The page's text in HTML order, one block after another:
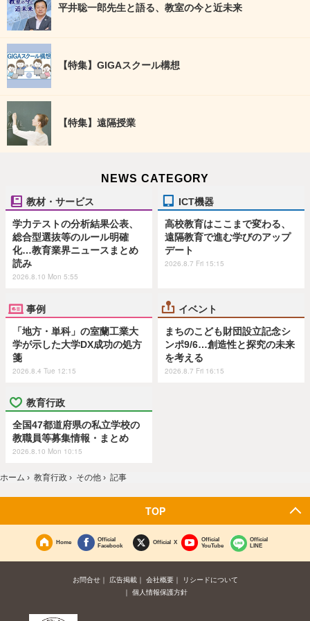
平井聡一郎先生と語る、教室の今と近未来
【特集】GIGAスクール構想
【特集】遠隔授業
NEWS CATEGORY
教材・サービス
学力テストの分析結果公表、
総合型選抜等のルール明確
化…教育業界ニュースまとめ
読み
2026.8.10 Mon 5:55
ICT機器
高校教育はここまで変わる、
遠隔教育で進む学びのアップ
デート
2026.8.7 Fri 15:15
事例
「地方・単科」の室蘭工業大
学が示した大学DX成功の処方
箋
2026.8.4 Tue 12:15
イベント
まちのこども財団設立記念シ
ンポ9/6…創造性と探究の未来
を考える
2026.8.7 Fri 16:15
教育行政
全国47都道府県の私立学校の
教職員等募集情報・まとめ
2026.8.10 Mon 10:15
ホーム › 教育行政 › その他 › 記事
TOP
Home
Official
Facebook
Official X
Official
YouTube
Official
LINE
お問合せ 広告掲載 会社概要
リシードについて
個人情報保護方針